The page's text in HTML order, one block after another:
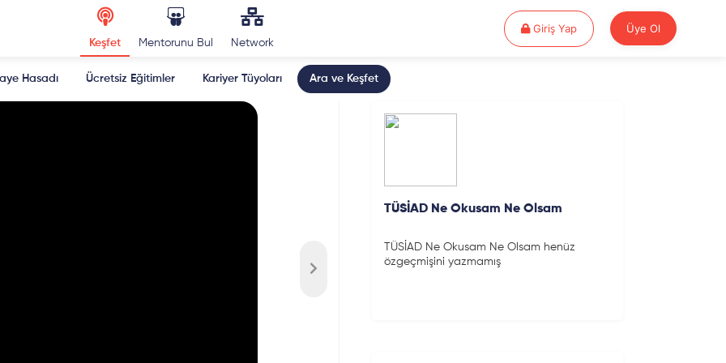
Keşfet Mentorunu Bul Network
Giriş YapGiriş Yap Üye Ol
Hasadı Ücretsiz Eğitimler Kariyer Tüyoları Ara ve Keşfet
TÜSİAD Ne Okusam Ne Olsam
TÜSİAD Ne Okusam Ne Olsam henüz
özgeçmişini yazmamış